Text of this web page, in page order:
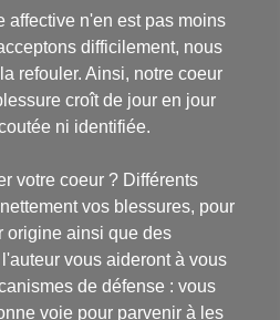
affective n'en est pas moins
difficilement, nous
refouler. Ainsi, notre coeur
croît de jour en jour
ni identifiée.
votre coeur ? Différents
vos blessures, pour
origine ainsi que des
vous aideront à vous
de défense : vous
voie pour parvenir à les